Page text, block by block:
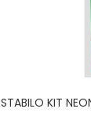
STABILO KIT